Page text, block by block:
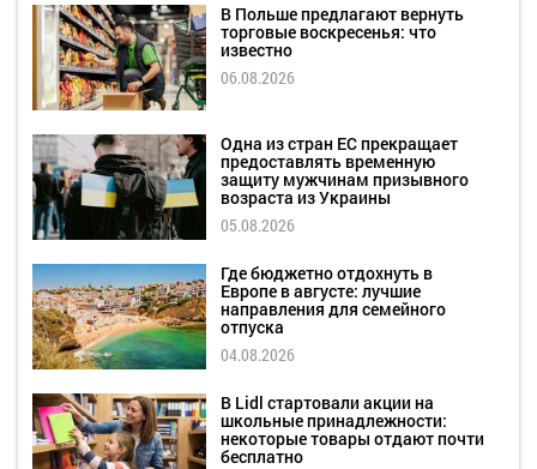
В Польше предлагают вернуть
торговые воскресенья: что
известно
06.08.2026
Одна из стран ЕС прекращает
предоставлять временную
защиту мужчинам призывного
возраста из Украины
05.08.2026
Где бюджетно отдохнуть в
Европе в августе: лучшие
направления для семейного
отпуска
04.08.2026
В Lidl стартовали акции на
школьные принадлежности:
некоторые товары отдают почти
бесплатно